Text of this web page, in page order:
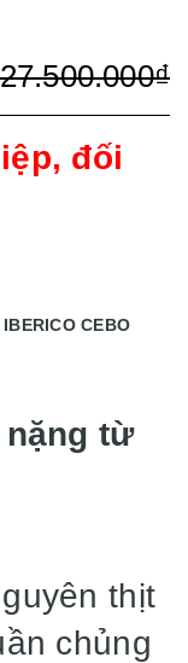
27.500.000₫
đối
CEBO
nặng từ
thịt
chủng